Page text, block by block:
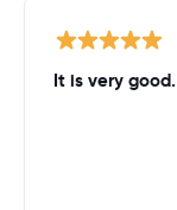
It is very good.